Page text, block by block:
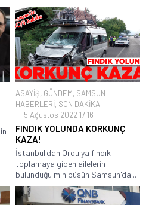
ASAYİŞ, GÜNDEM, SAMSUN
HABERLERİ, SON DAKİKA
5 Ağustos 2022 17:16
FINDIK YOLUNDA KORKUNÇ
KAZA!
İstanbul'dan Ordu'ya fındık
toplamaya giden ailelerin
bulunduğu minibüsün Samsun'da...